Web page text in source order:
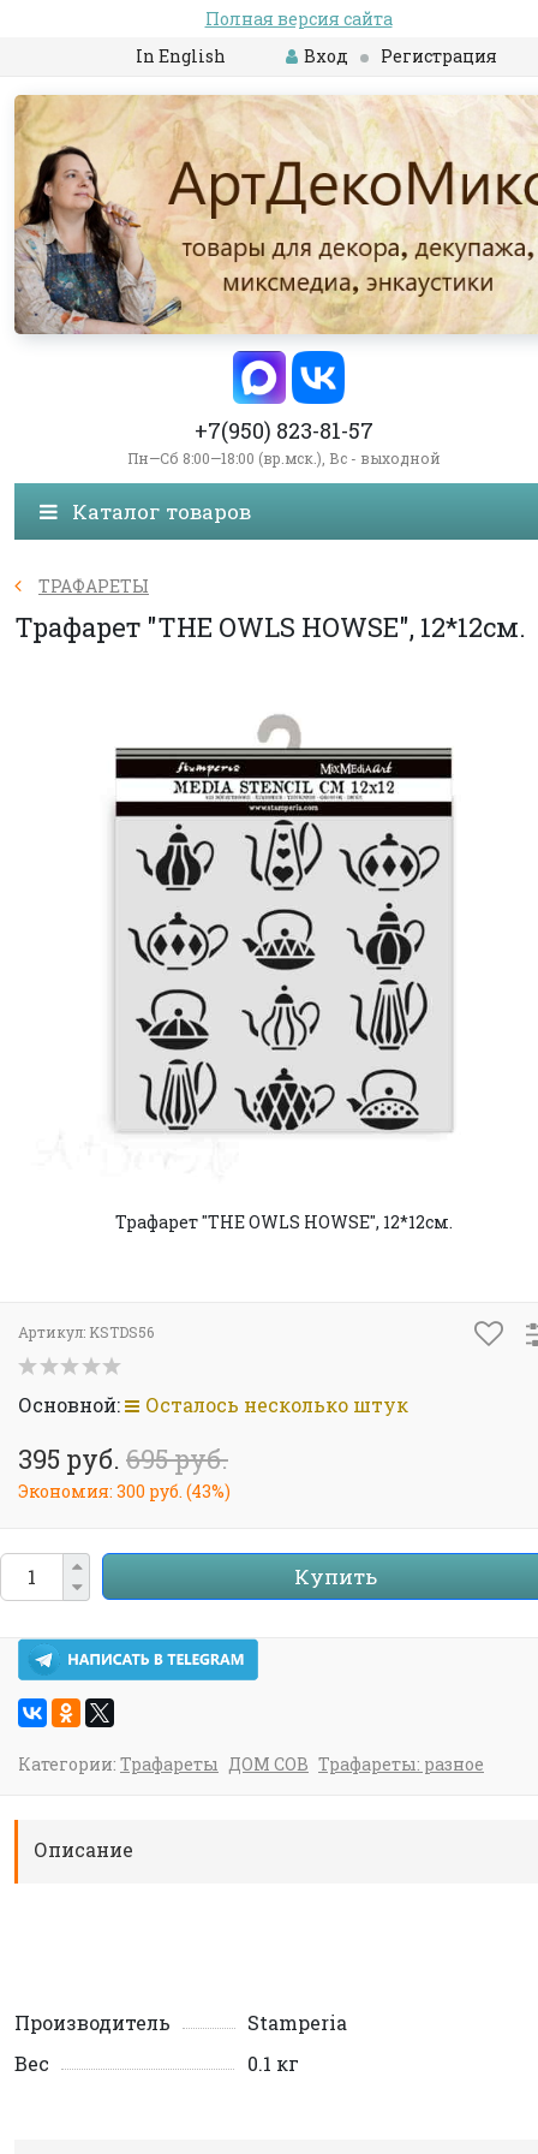
Полная версия сайта
In English
Вход Регистрация
+7(950) 823-81-57
Пн—Сб 8:00—18:00 (вр.мск.), Вс - выходной
Каталог товаров
ТРАФАРЕТЫ
Трафарет "THE OWLS HOWSE", 12*12см.
Трафарет "THE OWLS HOWSE", 12*12см.
Артикул: KSTDS56
Основной: Осталось несколько штук
395 руб. 695 руб.
Экономия: 300 руб. (43%)
Купить
Категории: Трафареты ДОМ СОВ Трафареты: разное
Описание
Производитель
Stamperia
Вес
0.1 кг